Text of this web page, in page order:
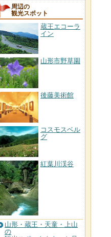
周辺の
観光スポット
蔵王エコーラ
イン
山形市野草園
後藤美術館
コスモスベル
グ
紅葉川渓谷
山形・蔵王・天童・上山
の